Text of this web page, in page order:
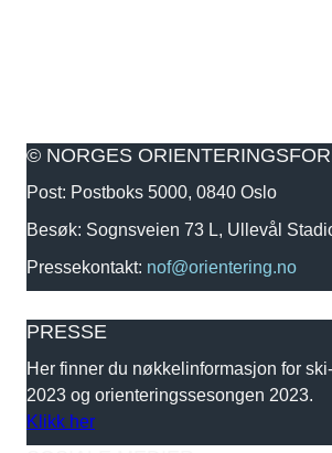
© NORGES
Post: Postboks 5000, 0840 Oslo
Besøk: Sognsveien 73 L, Ullevål
Pressekontakt: nof@orientering.no
PRESSE
Her finner du nøkkelinformasjon for
2023 og orienteringssesongen 2023.
Klikk her